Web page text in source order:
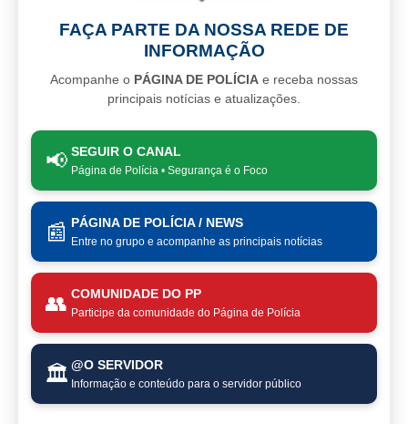
FAÇA PARTE DA NOSSA REDE DE
INFORMAÇÃO
Acompanhe o PÁGINA DE POLÍCIA e receba nossas
principais notícias e atualizações.
📢 SEGUIR O CANAL
Página de Polícia • Segurança é o Foco
📰 PÁGINA DE POLÍCIA / NEWS
Entre no grupo e acompanhe as principais notícias
👥 COMUNIDADE DO PP
Participe da comunidade do Página de Polícia
🏛️ @O SERVIDOR
Informação e conteúdo para o servidor público